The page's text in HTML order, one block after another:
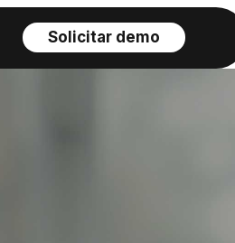
Solicitar demo